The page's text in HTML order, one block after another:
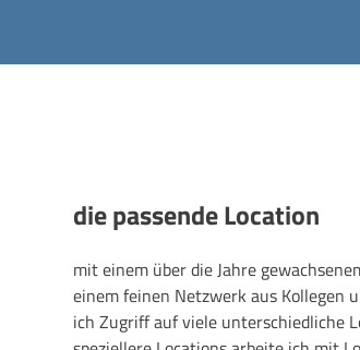
die passende Location
mit einem über die Jahre
einem feinen Netzwerk aus Kollegen
ich Zugriff auf viele unterschiedliche